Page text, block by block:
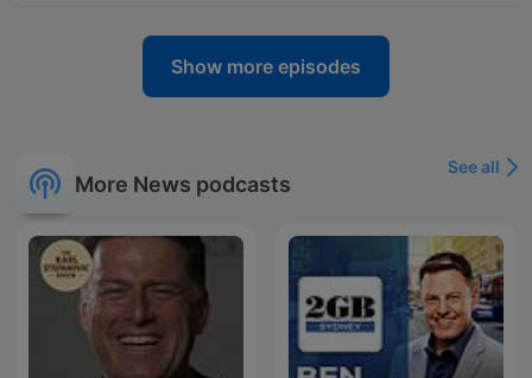
Show more episodes
More News podcasts
See all